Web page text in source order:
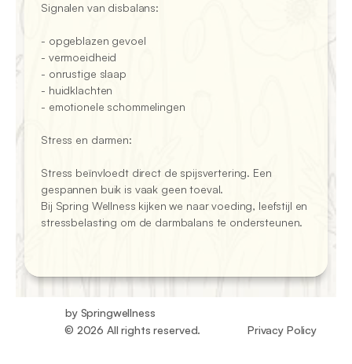
Signalen van disbalans:
- opgeblazen gevoel
- vermoeidheid
- onrustige slaap
- huidklachten
- emotionele schommelingen
Stress en darmen:
Stress beïnvloedt direct de spijsvertering. Een
gespannen buik is vaak geen toeval.
Bij Spring Wellness kijken we naar voeding, leefstijl en
stressbelasting om de darmbalans te ondersteunen.
by Springwellness
© 2026 All rights reserved.
Privacy Policy